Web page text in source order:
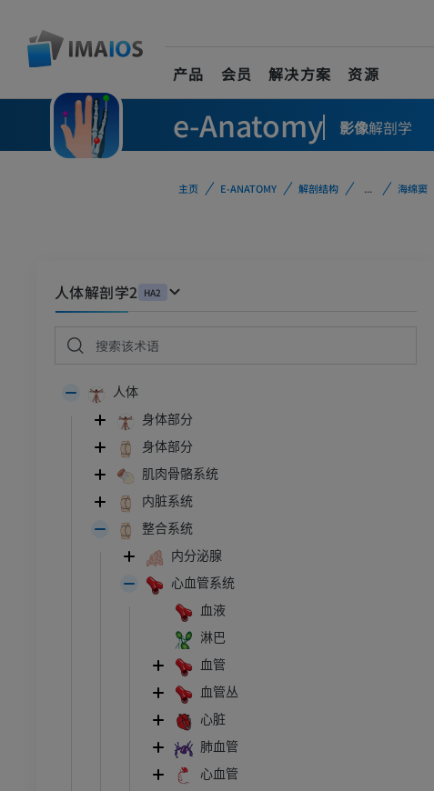
产品 会员 解决方案 资源
e-Anatomy 影像解剖学
主页 E-ANATOMY 解剖结构 ... 海绵窦
人体解剖学2 HA2
人体
身体部分
身体部分
肌肉骨骼系统
内脏系统
整合系统
内分泌腺
心血管系统
血液
淋巴
血管
血管丛
心脏
肺血管
心血管